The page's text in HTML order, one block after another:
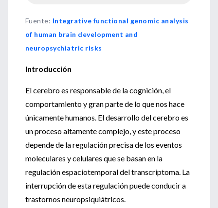
Fuente: Integrative functional genomic analysis
of human brain development and
neuropsychiatric risks
Introducción
El cerebro es responsable de la cognición, el
comportamiento y gran parte de lo que nos hace
únicamente humanos. El desarrollo del cerebro es
un proceso altamente complejo, y este proceso
depende de la regulación precisa de los eventos
moleculares y celulares que se basan en la
regulación espaciotemporal del transcriptoma. La
interrupción de esta regulación puede conducir a
trastornos neuropsiquiátricos.